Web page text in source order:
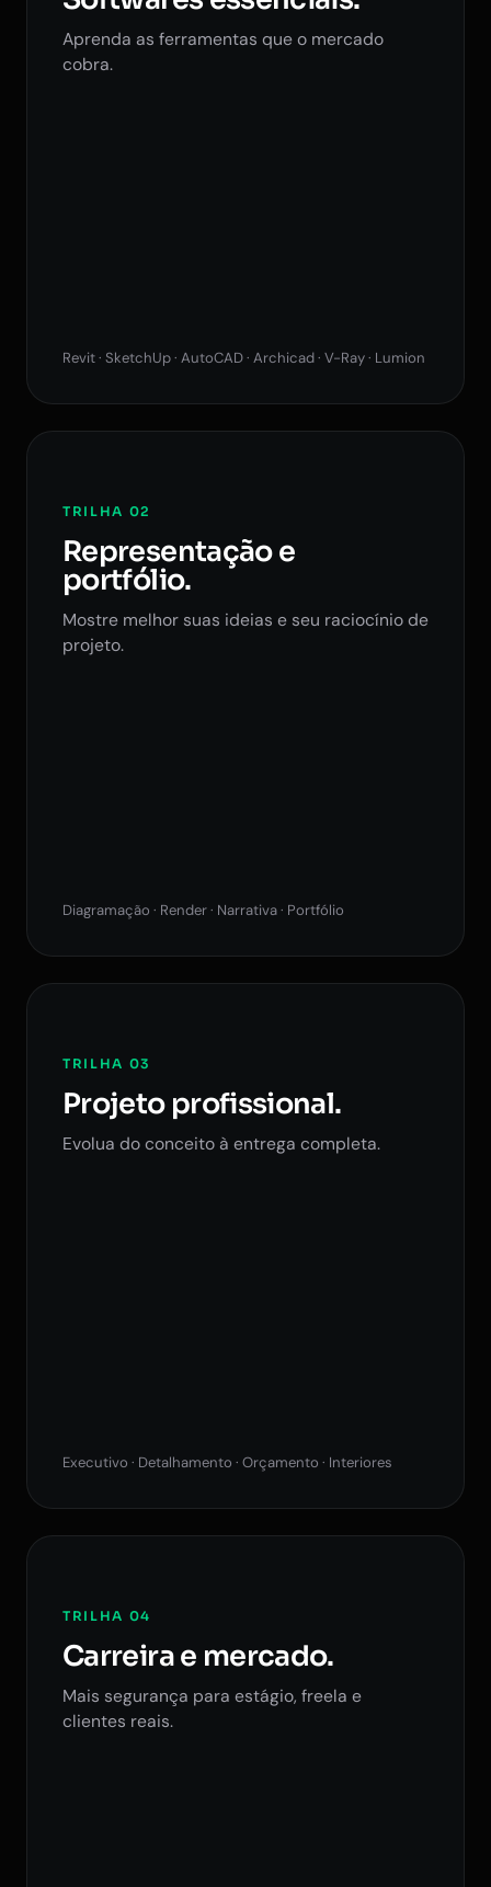
Aprenda as ferramentas que o mercado
cobra.
Revit · SketchUp · AutoCAD · Archicad · V-Ray · Lumion
TRILHA 02
Representação e
portfólio.
Mostre melhor suas ideias e seu raciocínio de
projeto.
Diagramação · Render · Narrativa · Portfólio
TRILHA 03
Projeto profissional.
Evolua do conceito à entrega completa.
Executivo · Detalhamento · Orçamento · Interiores
TRILHA 04
Carreira e mercado.
Mais segurança para estágio, freela e
clientes reais.